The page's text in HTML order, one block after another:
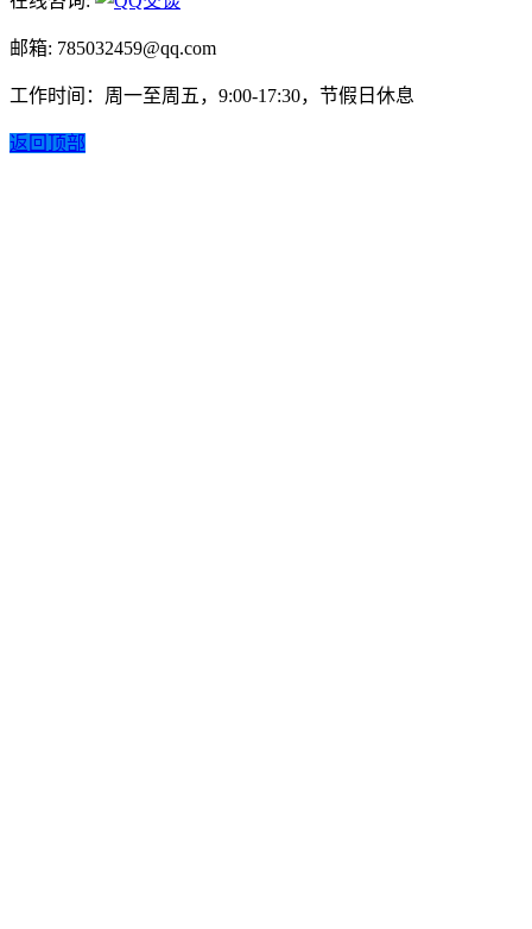
邮箱: 785032459@qq.com
工作时间：周一至周五，9:00-17:30，节假日休息
返回顶部